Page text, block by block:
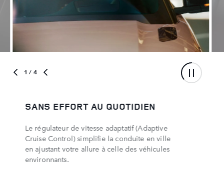
1 / 4
SANS EFFORT AU QUOTIDIEN
Le régulateur de vitesse adaptatif (Adaptive
Cruise Control) simplifie la conduite en ville
en ajustant votre allure à celle des véhicules
environnants.